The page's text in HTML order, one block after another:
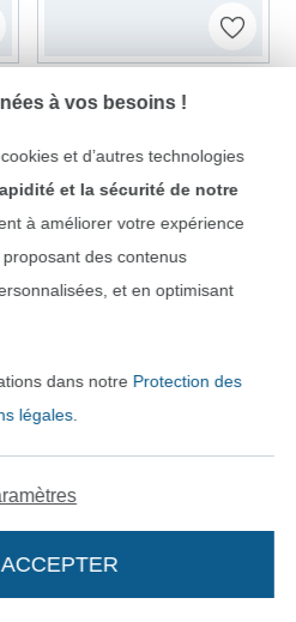
4,94 € / unité
4,94 € / unité
à vos besoins !
et d’autres technologies
et la sécurité de notre
à améliorer votre expérience
des contenus
et en optimisant
dans notre Protection des
légales.